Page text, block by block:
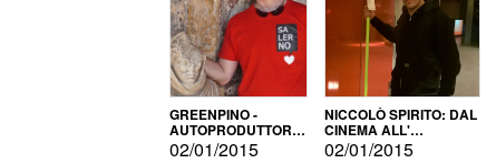
GREENPINO -
AUTOPRODUTTORE
PER AMORE
02/01/2015
NICCOLÒ SPIRITO: DAL
CINEMA ALL'
AUTOPRODUZIONE
02/01/2015